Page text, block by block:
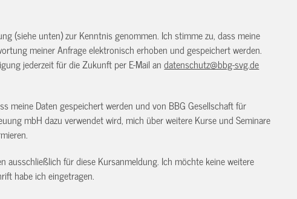
(siehe unten) zur Kenntnis genommen. Ich stimme zu, dass meine
meiner Anfrage elektronisch erhoben und gespeichert werden.
jederzeit für die Zukunft per E-Mail andatenschutz@bbg-svg.de
meine Daten gespeichert werden und von BBG Gesellschaft für
mbH dazu verwendet wird, mich über weitere Kurse und Seminare
ausschließlich für diese Kursanmeldung. Ich möchte keine weitere
habe ich eingetragen.